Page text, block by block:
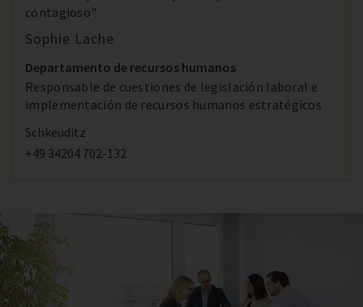
contagioso".
Sophie Lache
Departamento de recursos humanos
Responsable de cuestiones de legislación laboral e
implementación de recursos humanos estratégicos
Schkeuditz
+49 34204 702-132